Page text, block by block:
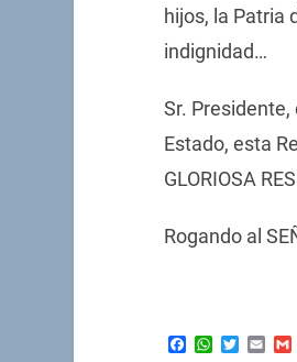
hijos, la Patria
indignidad…
Sr.
Estado, esta
GLORIOSA
Rogando al
Facebook
WhatsApp
Twitter